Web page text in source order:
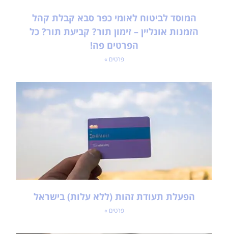
המוסד לביטוח לאומי כפר סבא קבלת קהל
הזמנות אונליין – זימון תור? קביעת תור? כל
הפרטים פה!
פרטים »
הפעלת תעודת זהות (ללא עלות) בישראל
פרטים »